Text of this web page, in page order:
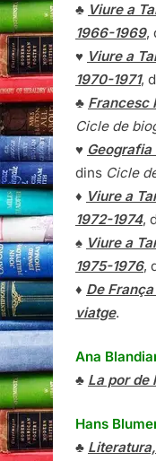
♣ Viure a
1966-1969,
♥ Viure a
1970-1971,
♣ Francesc
Cicle de
♥
dins Cicle
♦ Viure a
1972-1974,
♠ Viure a
1975-1976,
♦ De
viatge.
Ana
♣ La por de
Hans
♣